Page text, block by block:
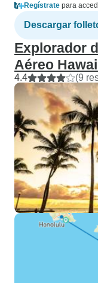
Regístrate para
Descargar
Explorador
Aéreo
4.4 (9